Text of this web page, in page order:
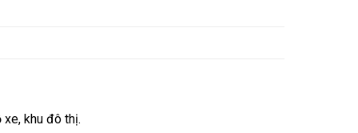
khu đô thị.